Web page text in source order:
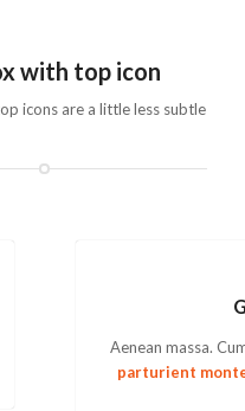
with top icon
icons are a little less subtle
Aenean massa.
parturient